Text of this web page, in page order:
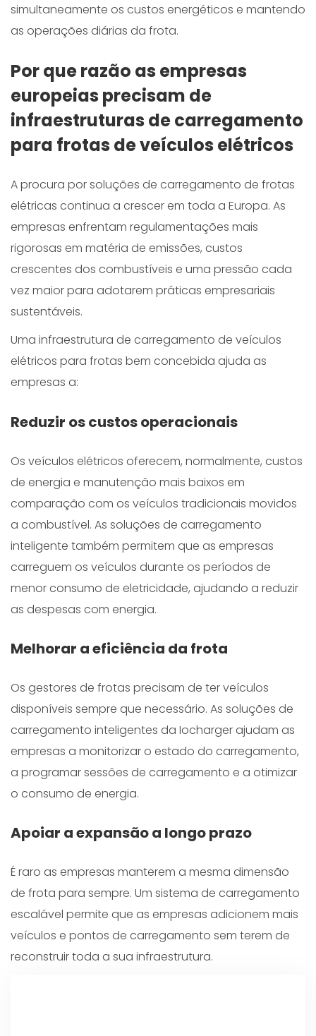
simultaneamente os custos energéticos e mantendo
as operações diárias da frota.
Por que razão as empresas
europeias precisam de
infraestruturas de carregamento
para frotas de veículos elétricos
A procura por soluções de carregamento de frotas
elétricas continua a crescer em toda a Europa. As
empresas enfrentam regulamentações mais
rigorosas em matéria de emissões, custos
crescentes dos combustíveis e uma pressão cada
vez maior para adotarem práticas empresariais
sustentáveis.
Uma infraestrutura de carregamento de veículos
elétricos para frotas bem concebida ajuda as
empresas a:
Reduzir os custos operacionais
Os veículos elétricos oferecem, normalmente, custos
de energia e manutenção mais baixos em
comparação com os veículos tradicionais movidos
a combustível. As soluções de carregamento
inteligente também permitem que as empresas
carreguem os veículos durante os períodos de
menor consumo de eletricidade, ajudando a reduzir
as despesas com energia.
Melhorar a eficiência da frota
Os gestores de frotas precisam de ter veículos
disponíveis sempre que necessário. As soluções de
carregamento inteligentes da Iocharger ajudam as
empresas a monitorizar o estado do carregamento,
a programar sessões de carregamento e a otimizar
o consumo de energia.
Apoiar a expansão a longo prazo
É raro as empresas manterem a mesma dimensão
de frota para sempre. Um sistema de carregamento
escalável permite que as empresas adicionem mais
veículos e pontos de carregamento sem terem de
reconstruir toda a sua infraestrutura.